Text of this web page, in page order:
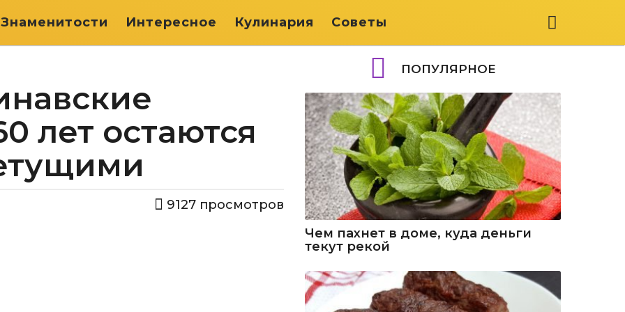
Знаменитости Интересное Кулинария Советы
лет остаются
9127 просмотров
ПОПУЛЯРНОЕ
Чем пахнет в доме, куда деньги
текут рекой